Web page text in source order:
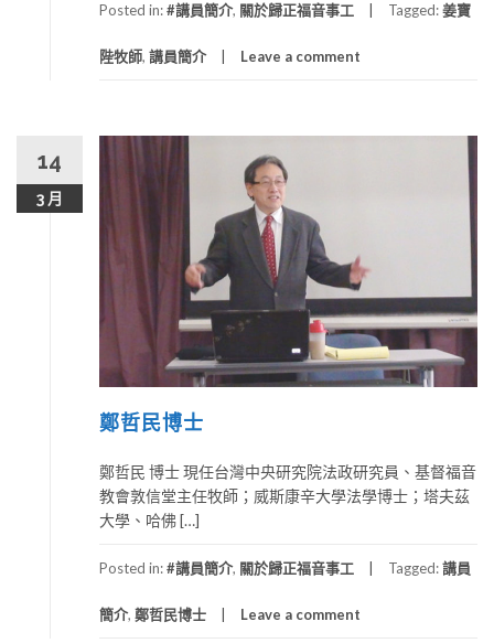
Posted in:#講員簡介, 關於歸正福音事工 Tagged:姜寶
陛牧師, 講員簡介 Leave a comment
14
3 月
鄭哲民博士
鄭哲民 博士 現任台灣中央研究院法政研究員、基督福音
教會敦信堂主任牧師；威斯康辛大學法學博士；塔夫茲
大學、哈佛 […]
Posted in:#講員簡介, 關於歸正福音事工 Tagged:講員
簡介, 鄭哲民博士 Leave a comment